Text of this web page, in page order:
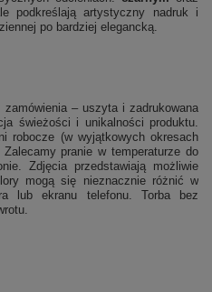
podkreślają artystyczny nadruk i
po bardziej elegancką.
zamówienia – uszyta i zadrukowana
świeżości i unikalności produktu.
robocze (w wyjątkowych okresach
pranie w temperaturze do
Zdjęcia przedstawiają możliwie
mogą się nieznacznie różnić w
lub ekranu telefonu. Torba bez